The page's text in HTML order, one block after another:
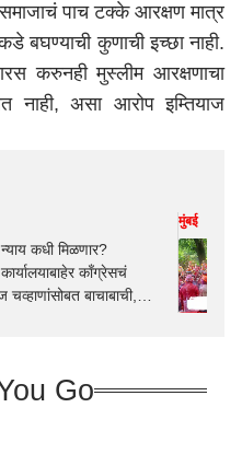
पाच टक्के आरक्षण मात्र
बघण्याची कुणाची इच्छा नाही.
करुनही मुस्लीम आरक्षणाचा
नाही, असा आरोप इम्तियाज
कधी मिळणार?
कार्यालयाबाहेर काँग्रेसचं
बाचाबाची,
मुंबई
Go